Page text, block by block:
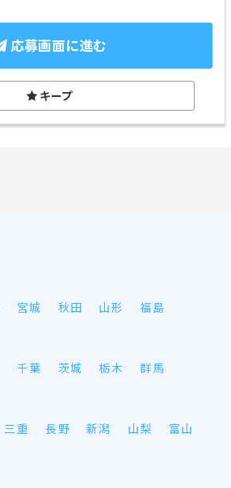
応募画面に進む
キープ
宮城 秋田 山形 福島
千葉 茨城 栃木 群馬
三重 長野 新潟 山梨
富山